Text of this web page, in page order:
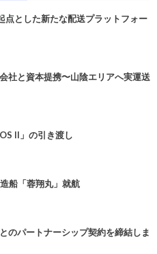
とした新たな配送プラットフォー
社と資本提携〜山陰エリアへ実運送
II」の引き渡し
船「蓉翔丸」就航
のパートナーシップ契約を締結しま